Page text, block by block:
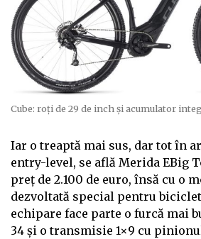
Cube: roți de 29 de inch și acumulator
Iar o treaptă mai sus, dar tot în
entry-level, se află Merida EBig
preț de 2.100 de euro, însă cu o
dezvoltată special pentru
echipare face parte o furcă mai
34 și o transmisie 1×9 cu